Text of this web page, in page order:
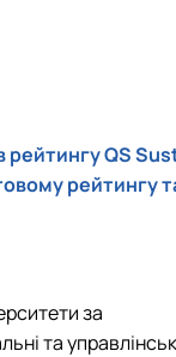
рейтингу QS
рейтингу
за
та